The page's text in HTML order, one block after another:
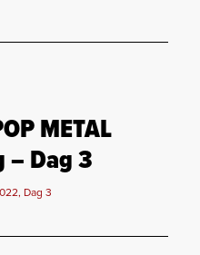
METAL
– Dag 3
Dag 3